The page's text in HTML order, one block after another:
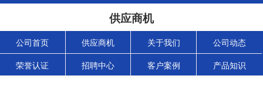
供应商机
公司首页 供应商机 关于我们 公司动态
荣誉认证 招聘中心 客户案例 产品知识